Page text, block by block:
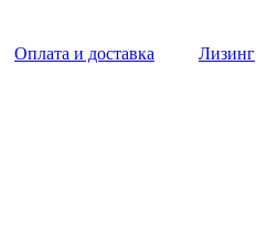
Оплата и доставка Лизинг